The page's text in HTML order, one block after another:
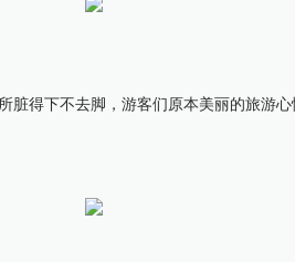
下不去脚，游客们原本美丽的旅游心